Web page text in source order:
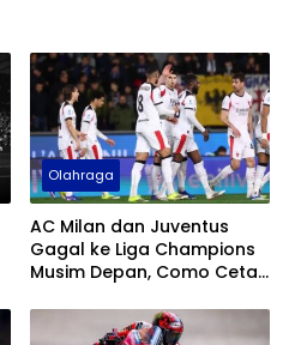
Olahraga
AC Milan dan Juventus
Gagal ke Liga Champions
Musim Depan, Como Cetak